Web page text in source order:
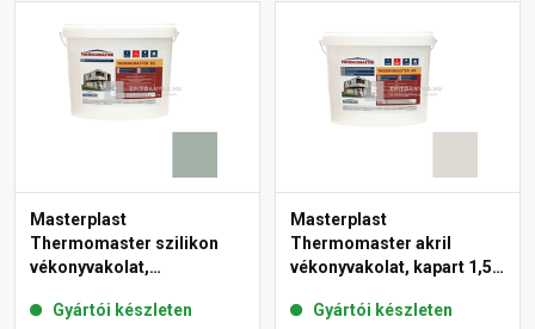
Masterplast
Thermomaster szilikon
vékonyvakolat,
43-D 25 kg
Gyártói készleten
Masterplast
Thermomaster akril
vékonyvakolat, kapart 1,5
Gyártói készleten